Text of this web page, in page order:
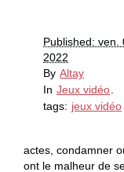
Published: ven.
2022
By Altay
In Jeux vidéo
tags: jeux vidéo
actes, condamner
ont le malheur de